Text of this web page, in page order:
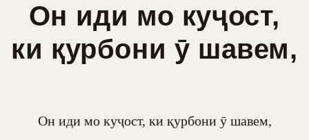
Он иди мо куҷост,
ки қурбони ӯ шавем,
Он иди мо куҷост, ки қурбони ӯ шавем,